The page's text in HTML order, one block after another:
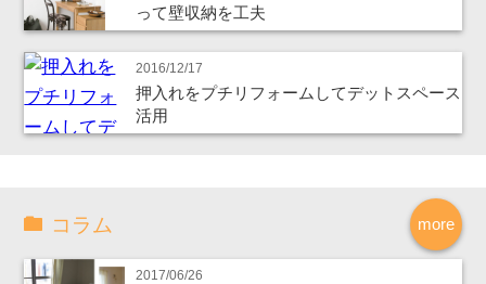
って壁収納を工夫
2016/12/17
押入れをプチリフォームしてデットスペース
活用
more
コラム
2017/06/26